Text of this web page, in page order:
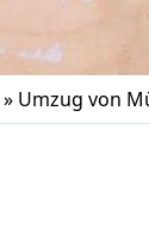
» Umzug von